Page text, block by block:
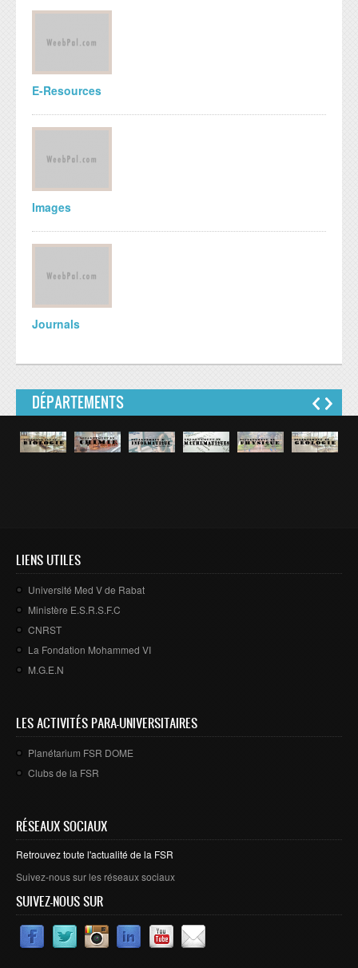
E-Resources
Images
Journals
DÉPARTEMENTS
LIENS UTILES
Université Med V de Rabat
Ministère E.S.R.S.F.C
CNRST
La Fondation Mohammed VI
M.G.E.N
LES ACTIVITÉS PARA-UNIVERSITAIRES
Planétarium FSR DOME
Clubs de la FSR
RÉSEAUX SOCIAUX
Retrouvez toute l'actualité de la FSR
Suivez-nous sur les réseaux sociaux
SUIVEZ-NOUS SUR